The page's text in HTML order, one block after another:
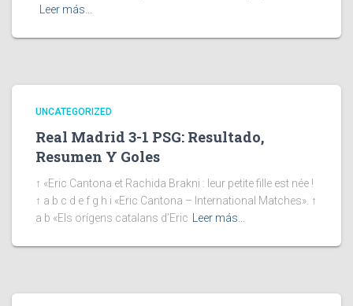
Leer más…
UNCATEGORIZED
Real Madrid 3-1 PSG: Resultado,
Resumen Y Goles
↑ «Eric Cantona et Rachida Brakni : leur petite fille est née !
↑ a b c d e f g h i «Eric Cantona – International Matches». ↑
a b «Els orígens catalans d’Eric
Leer más…